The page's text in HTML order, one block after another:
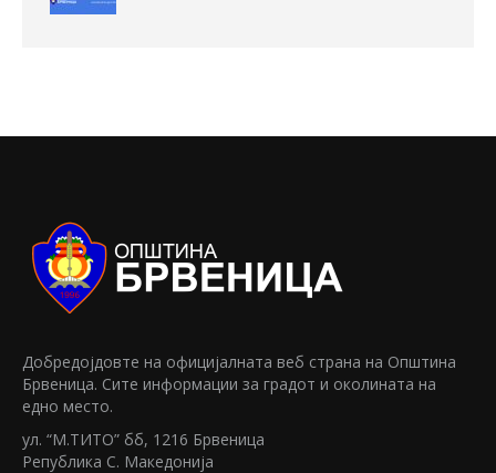
Добредојдовте на официјалната веб страна на Општина
Брвеница. Сите информации за градот и околината на
едно место.
ул. “М.TИTO” бб, 1216 Брвеница
Република C. Македонија